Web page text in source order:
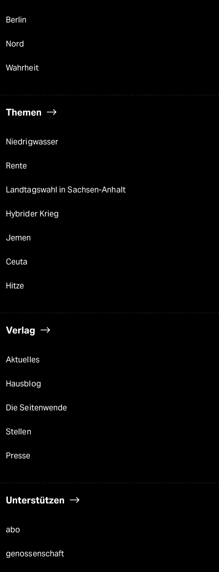
Berlin
Nord
Wahrheit
Themen
Niedrigwasser
Rente
Landtagswahl in Sachsen-Anhalt
Hybrider Krieg
Jemen
Ceuta
Hitze
Verlag
Aktuelles
Hausblog
Die Seitenwende
Stellen
Presse
Unterstützen
abo
genossenschaft